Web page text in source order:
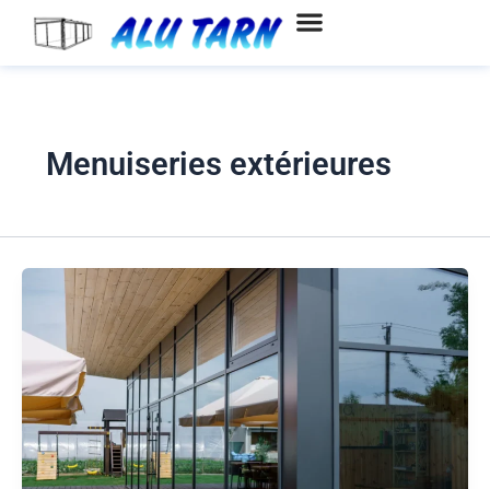
Menuiseries extérieures